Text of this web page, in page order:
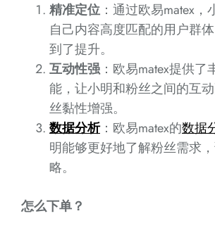
精准定位 ：通过欧易matex
自己内容高度匹配的用户群
到了提升。
互动性强：欧易matex提供了
能，让小明和粉丝之间的互
丝黏性增强。
数据分析：欧易matex的数据
明能够更好地了解粉丝需求
略。
怎么下单？